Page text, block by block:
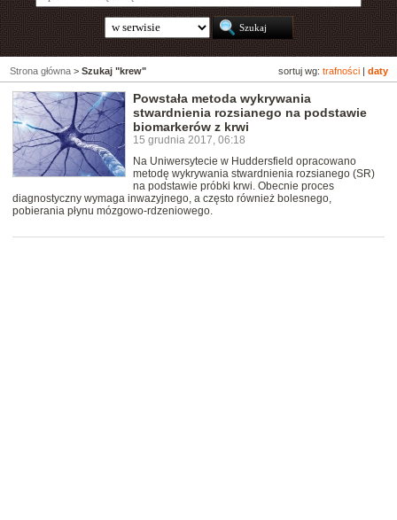
sortuj wg: trafności daty
Strona główna > Szukaj "krew"
Powstała metoda wykrywania
stwardnienia rozsianego na podstawie
biomarkerów z krwi
15 grudnia 2017, 06:18
Na Uniwersytecie w Huddersfield opracowano
metodę wykrywania stwardnienia rozsianego (SR)
na podstawie próbki krwi. Obecnie proces
diagnostyczny wymaga inwazyjnego, a często również bolesnego,
pobierania płynu mózgowo-rdzeniowego.